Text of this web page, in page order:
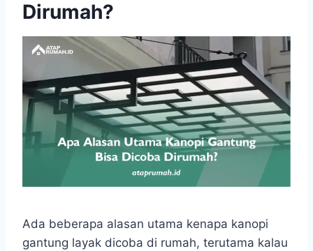
Dirumah?
Ada beberapa alasan utama kenapa kanopi
gantung layak dicoba di rumah, terutama kalau